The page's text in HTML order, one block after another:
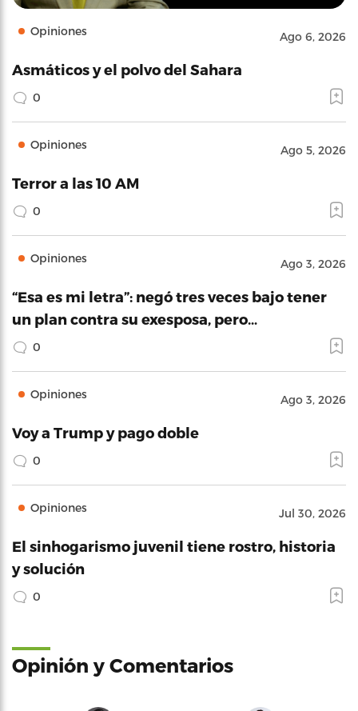
Opiniones Ago 6, 2026
Asmáticos y el polvo del Sahara
0
Opiniones Ago 5, 2026
Terror a las 10 AM
0
Opiniones Ago 3, 2026
“Esa es mi letra”: negó tres veces bajo tener
un plan contra su exesposa, pero…
0
Opiniones Ago 3, 2026
Voy a Trump y pago doble
0
Opiniones Jul 30, 2026
El sinhogarismo juvenil tiene rostro, historia
y solución
0
Opinión y Comentarios